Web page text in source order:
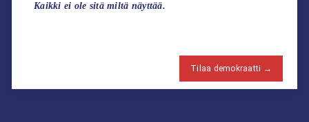
Kaikki ei ole sitä miltä näyttää.
Tilaa demokraatti →